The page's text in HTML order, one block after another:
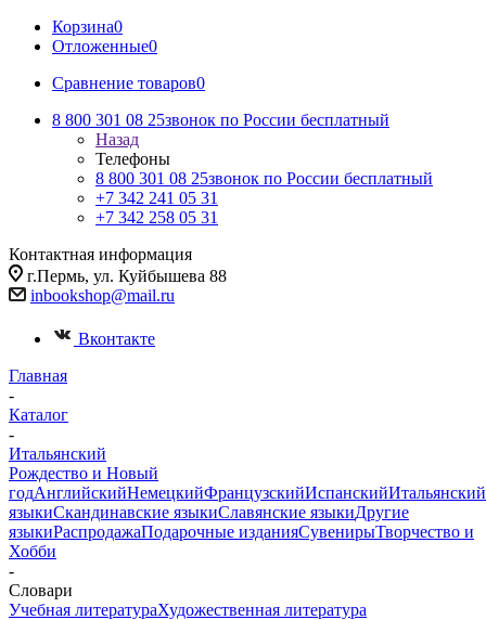
Корзина0
Отложенные0
Сравнение товаров0
8 800 301 08 25звонок по России бесплатный
Назад
Телефоны
8 800 301 08 25звонок по России бесплатный
+7 342 241 05 31
+7 342 258 05 31
Контактная информация
г.Пермь, ул. Куйбышева 88
inbookshop@mail.ru
Вконтакте
Главная
-
Каталог
-
Итальянский
Рождество и Новый
годАнглийскийНемецкийФранцузскийИспанскийИтальянский
языкиСкандинавские языкиСлавянские языкиДругие
языкиРаспродажаПодарочные изданияСувенирыТворчество и
Хобби
-
Словари
Учебная литератураХудожественная литература